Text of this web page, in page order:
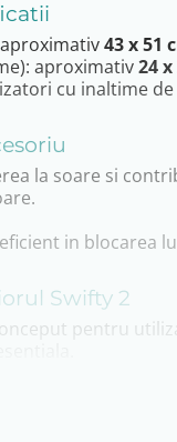
43 x 51
aproximativ24 x
cu inaltime de
la soare si
in blocarea
Swifty 2
pentru